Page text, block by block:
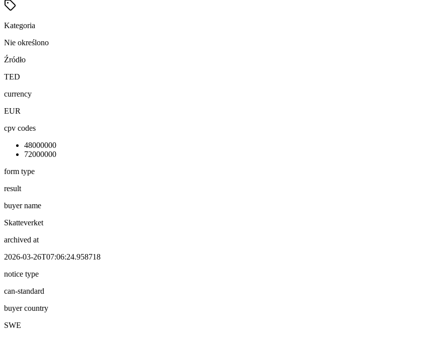
Kategoria
Nie określono
Źródło
TED
currency
EUR
cpv codes
48000000
72000000
form type
result
buyer name
Skatteverket
archived at
2026-03-26T07:06:24.958718
notice type
can-standard
buyer country
SWE